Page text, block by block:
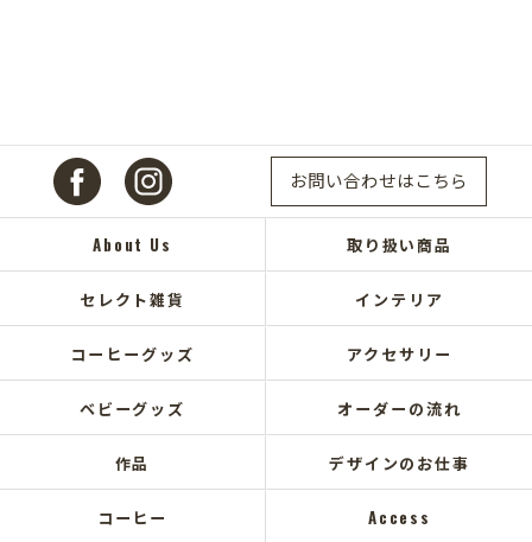
お問い合わせはこちら
About Us 取り扱い商品
セレクト雑貨 インテリア
コーヒーグッズ アクセサリー
ベビーグッズ オーダーの流れ
作品 デザインのお仕事
コーヒー Access